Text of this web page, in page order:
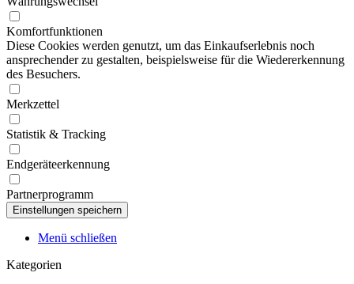
Komfortfunktionen
Diese Cookies werden genutzt, um das Einkaufserlebnis noch
ansprechender zu gestalten, beispielsweise für die Wiedererkennung
des Besuchers.
Merkzettel
Statistik & Tracking
Endgeräteerkennung
Partnerprogramm
Menü schließen
Kategorien